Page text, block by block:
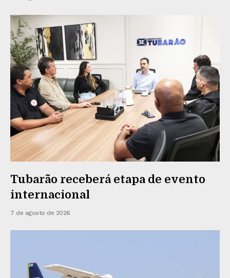
Tubarão receberá etapa de evento
internacional
7 de agosto de 2026